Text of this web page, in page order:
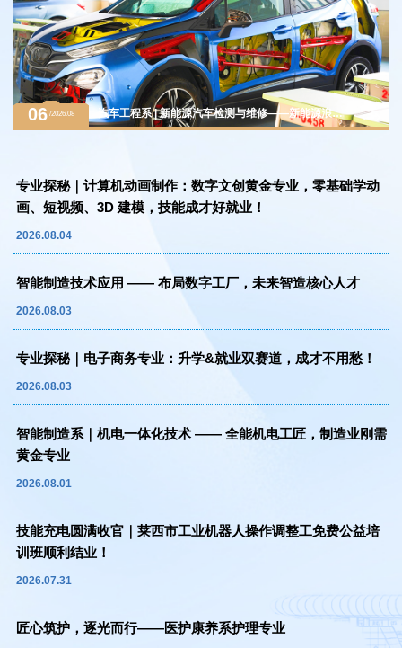
06 /2026.08
汽车工程系 | 新能源汽车检测与维修——新能源浪潮
下的黄金赛道，万亿级汽车后市场紧缺人才
专业探秘｜计算机动画制作：数字文创黄金专业，零基础学动
画、短视频、3D 建模，技能成才好就业！
2026.08.04
智能制造技术应用 —— 布局数字工厂，未来智造核心人才
2026.08.03
专业探秘｜电子商务专业：升学&就业双赛道，成才不用愁！
2026.08.03
智能制造系｜机电一体化技术 —— 全能机电工匠，制造业刚需
黄金专业
2026.08.01
技能充电圆满收官｜莱西市工业机器人操作调整工免费公益培
训班顺利结业！
2026.07.31
匠心筑护，逐光而行——医护康养系护理专业